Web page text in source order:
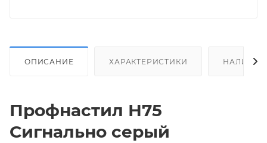
ОПИСАНИЕ ХАРАКТЕРИСТИКИ НАЛИЧИЕ
Профнастил Н75
Сигнально серый